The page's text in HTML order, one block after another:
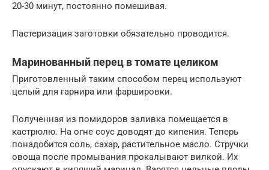
20-30 минут, постоянно помешивая.
Пастеризация заготовки обязательно проводится.
Маринованный перец в томате целиком
Приготовленный таким способом перец используют
целый для гарнира или фаршировки.
Полученная из помидоров заливка помещается в
кастрюлю. На огне соус доводят до кипения. Теперь
понадобится соль, сахар, растительное масло. Стручки
овоща после промывания прокалывают вилкой. Их